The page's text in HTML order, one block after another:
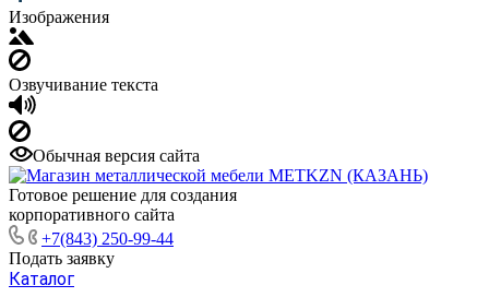
Изображения
Озвучивание текста
Обычная версия сайта
Готовое решение для создания
корпоративного сайта
+7(843) 250-99-44
Подать заявку
Каталог